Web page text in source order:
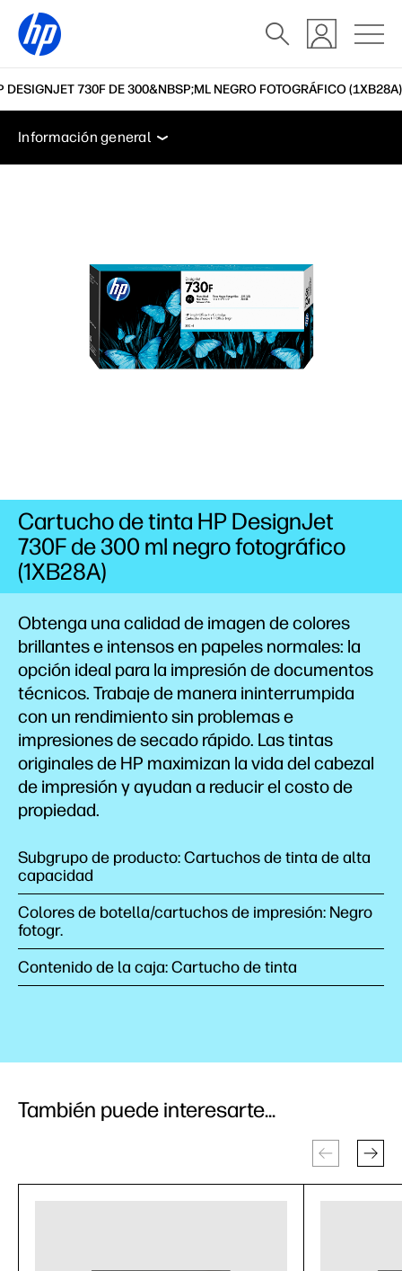
DESIGNJET 730F DE 300&NBSP;ML NEGRO FOTOGRÁFICO (1XB28A)
Información general
Soporte
Información general
Obtenga una calidad de imagen de colores
brillantes e intensos en papeles normales: la
opción ideal para la impresión de documentos
técnicos. Trabaje de manera ininterrumpida
con un rendimiento sin problemas e
impresiones de secado rápido. Las tintas
originales de HP maximizan la vida del cabezal
de impresión y ayudan a reducir el costo de
propiedad.
Subgrupo de producto: Cartuchos de tinta de alta
capacidad
Colores de botella/cartuchos de impresión: Negro
fotogr.
Contenido de la caja: Cartucho de tinta
Cartucho de tinta HP DesignJet
730F de 300 ml negro fotográfico
(1XB28A)
También puede interesarte...